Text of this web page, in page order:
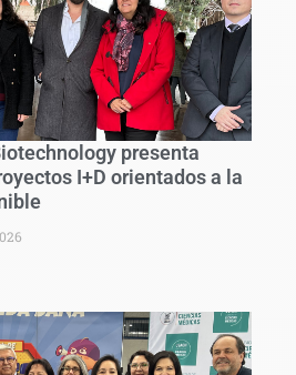
presenta
I+D orientados a la